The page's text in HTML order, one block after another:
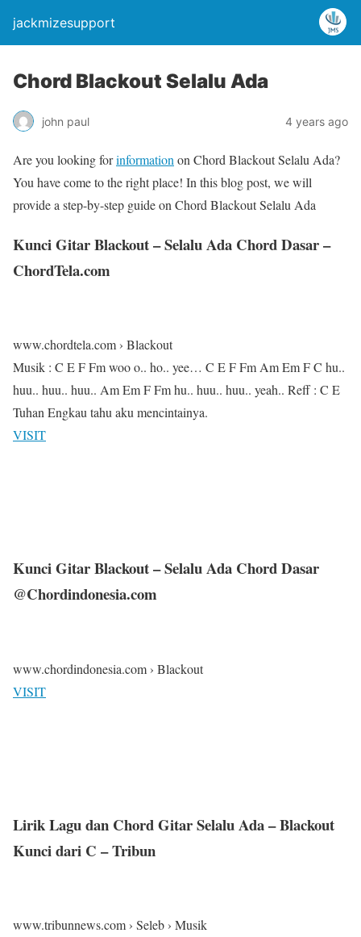
jackmizesupport
Chord Blackout Selalu Ada
john paul 4 years ago
Are you looking forinformation on Chord Blackout Selalu Ada?
You have come to the right place! In this blog post, we will
provide a step-by-step guide on Chord Blackout Selalu Ada
Kunci Gitar Blackout – Selalu Ada Chord Dasar –
ChordTela.com
www.chordtela.com › Blackout
Musik : C E F Fm woo o.. ho.. yee… C E F Fm Am Em F C hu..
huu.. huu.. huu.. Am Em F Fm hu.. huu.. huu.. yeah.. Reff : C E
Tuhan Engkau tahu aku mencintainya.
VISIT
Kunci Gitar Blackout – Selalu Ada Chord Dasar
@Chordindonesia.com
www.chordindonesia.com › Blackout
VISIT
Lirik Lagu dan Chord Gitar Selalu Ada – Blackout
Kunci dari C – Tribun
www.tribunnews.com › Seleb › Musik